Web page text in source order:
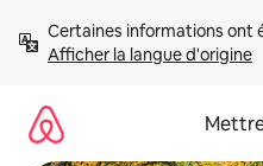
directement
Afficher la langue d'origine